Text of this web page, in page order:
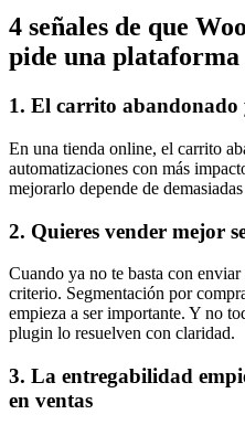
4 señales de que
pide una plataforma
1. El carrito abandonado
En una tienda online, el carrito
automatizaciones con más
mejorarlo depende de
2. Quieres vender mejor
Cuando ya no te basta con
criterio. Segmentación por
empieza a ser importante. Y no
plugin lo resuelven con claridad.
3. La entregabilidad
en ventas